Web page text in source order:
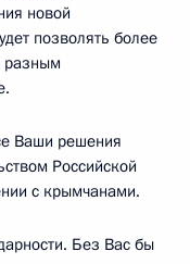
новой
позволять более
разным
Ваши решения
Российской
с крымчанами.
Без Вас бы